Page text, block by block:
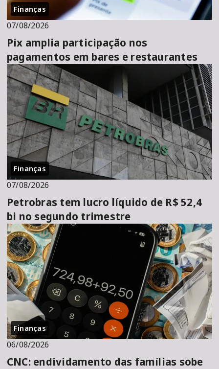
Finanças
07/08/2026
Pix amplia participação nos
pagamentos em bares e restaurantes
Finanças
07/08/2026
Petrobras tem lucro líquido de R$ 52,4
bi no segundo trimestre
Finanças
06/08/2026
CNC: endividamento das famílias sobe